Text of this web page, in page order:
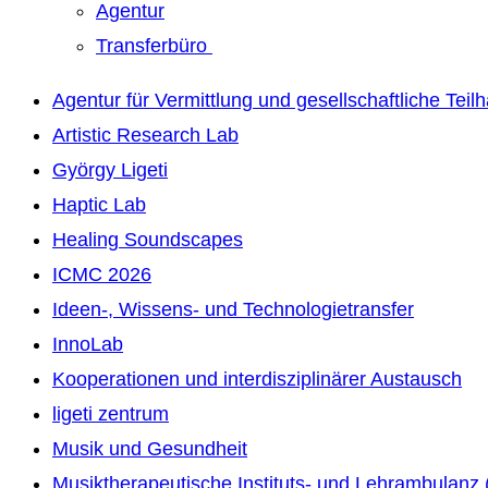
Agentur
Transferbüro
Agentur für Vermittlung und gesellschaftliche
Artistic Research Lab
György Ligeti
Haptic Lab
Healing Soundscapes
ICMC 2026
Ideen-, Wissens- und Technologietransfer
InnoLab
Kooperationen und interdisziplinärer Austausch
ligeti zentrum
Musik und Gesundheit
Musiktherapeutische Instituts- und Lehrambulanz